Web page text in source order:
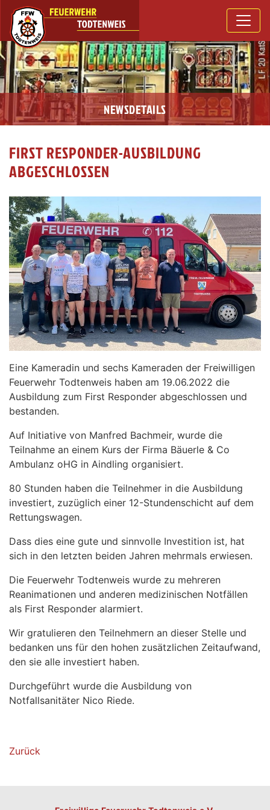
NEWSDETAILS
FIRST RESPONDER-AUSBILDUNG
ABGESCHLOSSEN
Eine Kameradin und sechs Kameraden der Freiwilligen
Feuerwehr Todtenweis haben am 19.06.2022 die
Ausbildung zum First Responder abgeschlossen und
bestanden.
Auf Initiative von Manfred Bachmeir, wurde die
Teilnahme an einem Kurs der Firma Bäuerle & Co
Ambulanz oHG in Aindling organisiert.
80 Stunden haben die Teilnehmer in die Ausbildung
investiert, zuzüglich einer 12-Stundenschicht auf dem
Rettungswagen.
Dass dies eine gute und sinnvolle Investition ist, hat
sich in den letzten beiden Jahren mehrmals erwiesen.
Die Feuerwehr Todtenweis wurde zu mehreren
Reanimationen und anderen medizinischen Notfällen
als First Responder alarmiert.
Wir gratulieren den Teilnehmern an dieser Stelle und
bedanken uns für den hohen zusätzlichen Zeitaufwand,
den sie alle investiert haben.
Durchgeführt wurde die Ausbildung von
Notfallsanitäter Nico Riede.
Zurück